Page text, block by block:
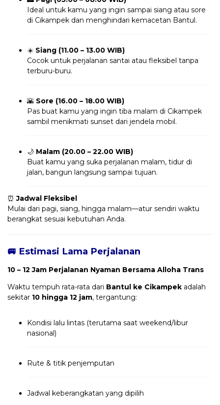
Ideal untuk kamu yang ingin sampai siang atau sore
di Cikampek dan menghindari kemacetan Bantul.
☀️ Siang (11.00 – 13.00 WIB)
Cocok untuk perjalanan santai atau fleksibel tanpa
terburu-buru.
🌇 Sore (16.00 – 18.00 WIB)
Pas buat kamu yang ingin tiba malam di Cikampek
sambil menikmati sunset dari jendela mobil.
🌙 Malam (20.00 – 22.00 WIB)
Buat kamu yang suka perjalanan malam, tidur di
jalan, bangun langsung sampai tujuan.
⏰Jadwal Fleksibel
Mulai dari pagi, siang, hingga malam—atur sendiri waktu
berangkat sesuai kebutuhan Anda.
🚐 Estimasi Lama Perjalanan
10 – 12 Jam Perjalanan Nyaman Bersama Alloha Trans
Waktu tempuh rata-rata dari Bantul ke Cikampek adalah
sekitar 10 hingga 12 jam, tergantung:
Kondisi lalu lintas (terutama saat weekend/libur
nasional)
Rute & titik penjemputan
Jadwal keberangkatan yang dipilih